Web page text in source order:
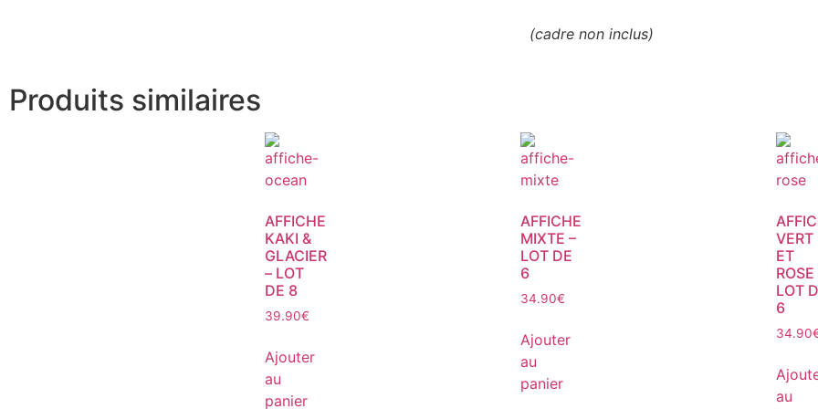
(cadre non inclus)
Produits similaires
AFFICHE
KAKI &
GLACIER
– LOT
DE 8
39.90€
Ajouter
au
panier
AFFICHE
MIXTE –
LOT DE
6
34.90€
Ajouter
au
panier
VERT
ET
ROSE
LOT
6
34.90
au